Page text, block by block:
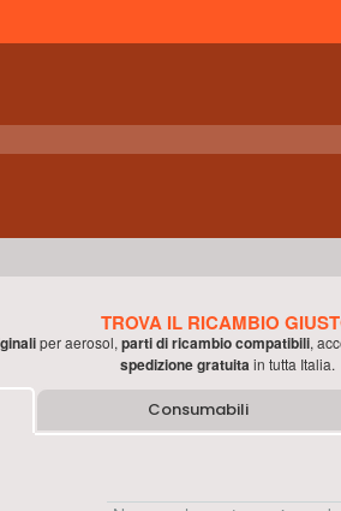
TROVA IL RICAMBIO
peraerosol, parti di ricambio compatibili,
spedizione gratuita in tutta Italia.
Consumabili